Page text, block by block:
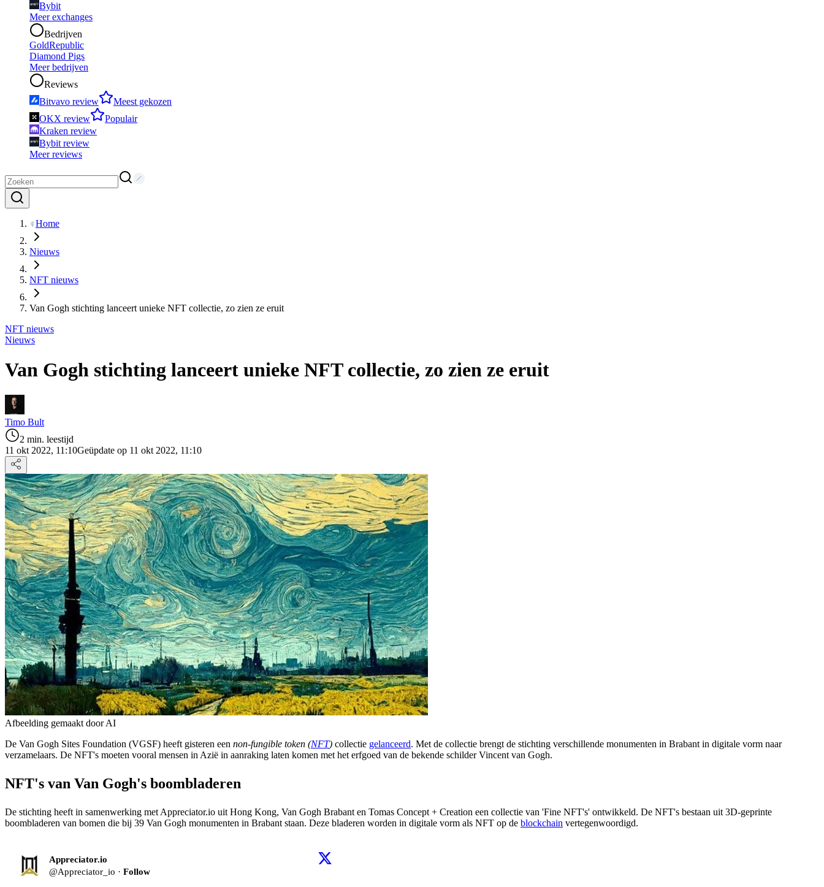
Bybit
Meer exchanges
Bedrijven
GoldRepublic
Diamond Pigs
Meer bedrijven
Reviews
Bitvavo review
Meest gekozen
OKX review
Populair
Kraken review
Bybit review
Meer reviews
Home
Nieuws
NFT nieuws
Van Gogh stichting lanceert unieke NFT collectie, zo zien ze eruit
NFT nieuws
Nieuws
Van Gogh stichting lanceert unieke NFT collectie, zo zien ze eruit
Timo Bult
2 min. leestijd
11 okt 2022, 11:10Geüpdate op 11 okt 2022, 11:10
Afbeelding gemaakt door AI
De Van Gogh Sites Foundation (VGSF) heeft gisteren een non-fungible token (NFT) collectie gelanceerd. Met de collectie brengt de stichting verschillende monumenten in Brabant in digitale vorm naar
verzamelaars. De NFT's moeten vooral mensen in Azië in aanraking laten komen met het erfgoed van de bekende schilder Vincent van Gogh.
NFT's van Van Gogh's boombladeren
De stichting heeft in samenwerking met Appreciator.io uit Hong Kong, Van Gogh Brabant en Tomas Concept + Creation een collectie van 'Fine NFT's' ontwikkeld. De NFT's bestaan uit 3D-geprinte
boombladeren van bomen die bij 39 Van Gogh monumenten in Brabant staan. Deze bladeren worden in digitale vorm als NFT op de blockchain vertegenwoordigd.
Appreciator.io
@Appreciator_io · Follow